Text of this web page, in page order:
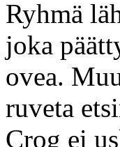
Ryhmä
joka
ovea.
ruveta
Crog ei